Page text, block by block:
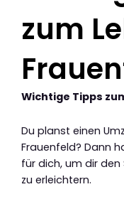
zum
Wichtige Tipps
Du planst einen
Frauenfeld? Dann
für dich, um dir
zu erleichtern.